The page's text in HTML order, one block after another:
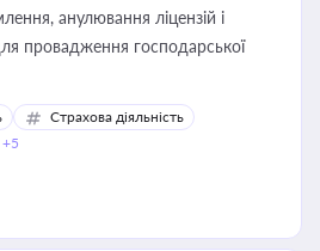
анулювання ліцензій і
провадження господарської
Страхова діяльність
+5